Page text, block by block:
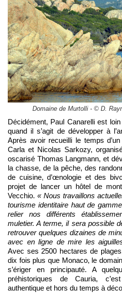
Domaine de Murtolli - © D.
Décidément, Paul Canarelli est loin d’être à court d’imagination
quand il s’agit de développer à
Après avoir recueilli le temps
Carla et Nicolas Sarkozy,
oscarisé Thomas Langmann, et
la chasse, de la pêche, des
de cuisine, d’œnologie et des
projet de lancer un hôtel de
Vecchio. « Nous travaillons
tourisme identitaire haut de
relier nos différents
muletier. A terme, il sera possible
retrouver quelques dizaines de
avec en ligne de mire les
Avec ses 2500 hectares de
dix fois plus que Monaco, le
s’ériger en principauté. A
préhistoriques de Cauria,
authentique et hors du temps à